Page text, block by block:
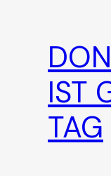
IST
TAG